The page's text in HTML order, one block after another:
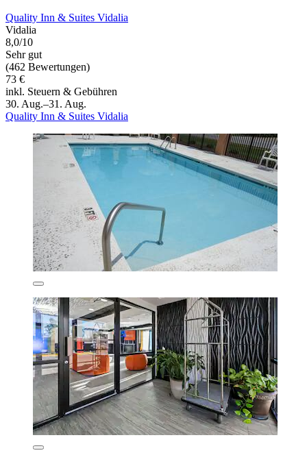
Quality Inn & Suites Vidalia
Vidalia
8,0/10
Sehr gut
(462 Bewertungen)
73 €
inkl. Steuern & Gebühren
30. Aug.–31. Aug.
Quality Inn & Suites Vidalia